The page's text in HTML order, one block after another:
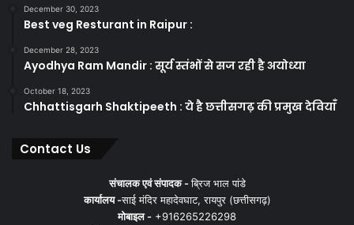
December 30, 2023
Best veg Resturant in Raipur :
December 28, 2023
Ayodhya Ram Mandir : सूर्य स्तंभों से सज रही है अयोध्या
October 18, 2023
Chhattisgarh Shaktipeeth : ये है छत्तीसगढ़ की प्रमुख देवियाँ
Contact Us
संचालक एवं संपादक -ब्रिज भाल पांडे
कार्यालय -साई मंदिर महादेवघाट, रायपुर (छत्तीसगढ़)
मोबाइल - +916265226298